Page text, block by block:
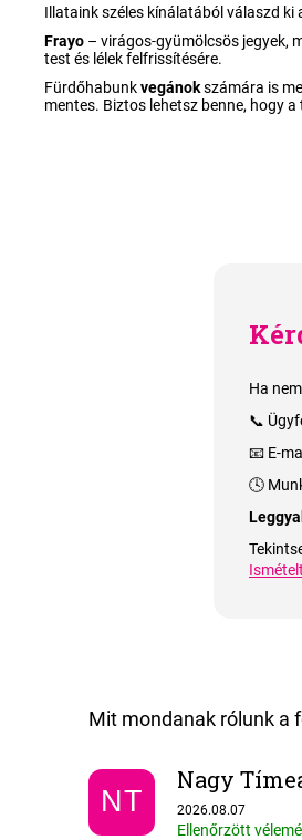
Illataink széles kínálatából válaszd ki
Frayo – virágos-gyümölcsös jegyek,
test és lélek felfrissítésére.
Fürdőhabunkvegánokszámára is
mentes. Biztos lehetsz benne, hogy
Ha
📞
📧 E-
🕓
NT
Nagy
Az áruház
2026.08.07
Ellenőrzött